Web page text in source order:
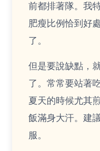
前都排著隊。我
肥瘦比例恰到好
了。
但是要說缺點，
了。常常要站著
夏天的時候尤其
飯滿身大汗。建
服。